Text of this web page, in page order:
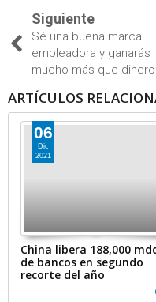
Siguiente
Sé una buena marca
empleadora y ganarás
mucho más que dinero
ARTÍCULOS
06
Dic
2021
China libera 188,000
de bancos en segundo
recorte del año